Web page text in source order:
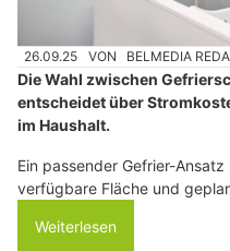
26.09.25 VON BELMEDIA
Die Wahl zwischen
entscheidet über
im Haushalt.
Ein passender Gefrier-
verfügbare Fläche und
Weiterlesen